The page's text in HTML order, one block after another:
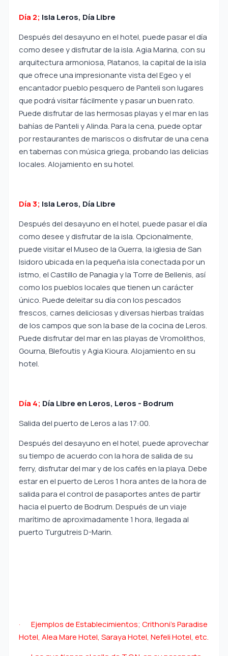
Día 2; Isla Leros, Día Libre
Después del desayuno en el hotel, puede pasar el día
como desee y disfrutar de la isla. Agia Marina, con su
arquitectura armoniosa, Platanos, la capital de la isla
que ofrece una impresionante vista del Egeo y el
encantador pueblo pesquero de Panteli son lugares
que podrá visitar fácilmente y pasar un buen rato.
Puede disfrutar de las hermosas playas y el mar en las
bahías de Panteli y Alinda. Para la cena, puede optar
por restaurantes de mariscos o disfrutar de una cena
en tabernas con música griega, probando las delicias
locales. Alojamiento en su hotel.
Día 3; Isla Leros, Día Libre
Después del desayuno en el hotel, puede pasar el día
como desee y disfrutar de la isla. Opcionalmente,
puede visitar el Museo de la Guerra, la iglesia de San
Isidoro ubicada en la pequeña isla conectada por un
istmo, el Castillo de Panagia y la Torre de Bellenis, así
como los pueblos locales que tienen un carácter
único. Puede deleitar su día con los pescados
frescos, carnes deliciosas y diversas hierbas traídas
de los campos que son la base de la cocina de Leros.
Puede disfrutar del mar en las playas de Vromolithos,
Gourna, Blefoutis y Agia Kioura. Alojamiento en su
hotel.
Día 4; Día Libre en Leros, Leros - Bodrum
Salida del puerto de Leros a las 17:00.
Después del desayuno en el hotel, puede aprovechar
su tiempo de acuerdo con la hora de salida de su
ferry, disfrutar del mar y de los cafés en la playa. Debe
estar en el puerto de Leros 1 hora antes de la hora de
salida para el control de pasaportes antes de partir
hacia el puerto de Bodrum. Después de un viaje
marítimo de aproximadamente 1 hora, llegada al
puerto Turgutreis D-Marin.
· Ejemplos de Establecimientos; Crithoni’s Paradise
Hotel, Alea Mare Hotel, Saraya Hotel, Nefeli Hotel, etc.